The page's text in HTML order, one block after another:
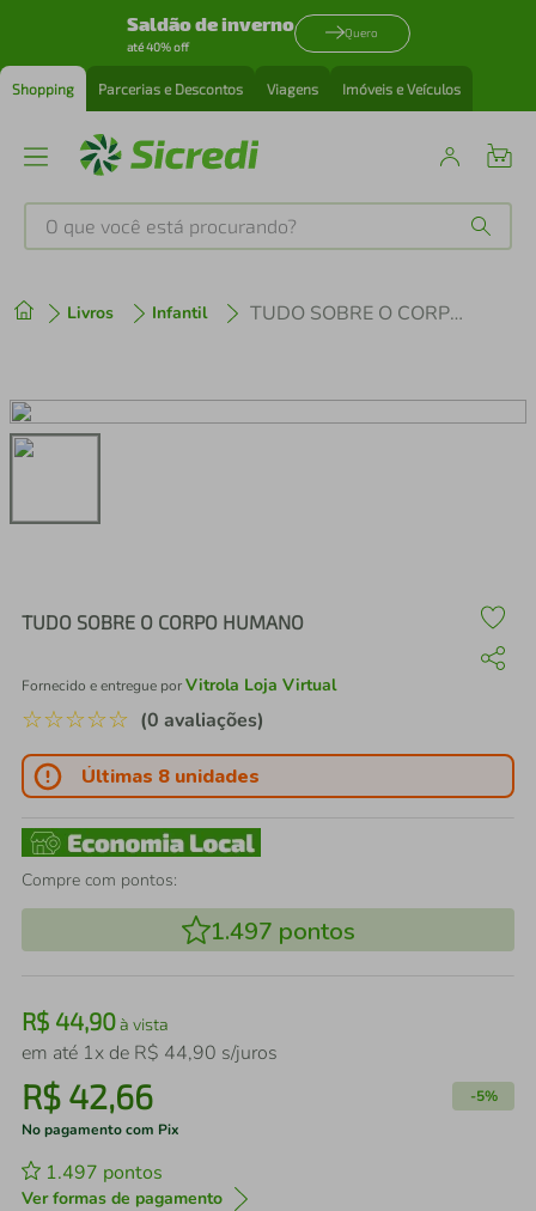
Saldão de inverno
até 40% off
Quero
Shopping Parcerias e Descontos Viagens Imóveis e Veículos
O que você está procurando?
Livros Infantil TUDO SOBRE O CORPO HUMANO
TUDO SOBRE O CORPO HUMANO
Fornecido e entregue porVitrola Loja Virtual
☆☆☆☆☆ (0 avaliações)
Últimas 8 unidades
Compre com pontos:
1.497 pontos
R$ 44,90à vista
em até 1x de R$ 44,90 s/juros
R$ 42,66 -5%
No pagamento com Pix
1.497 pontos
Ver formas de pagamento
2º cafeteira